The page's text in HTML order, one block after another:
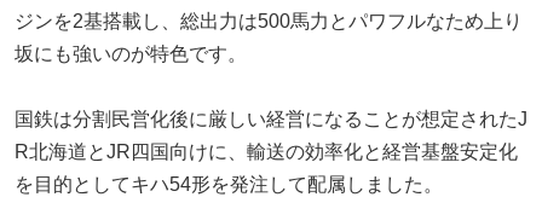
ジンを2基搭載し、総出力は500馬力とパワフルなため上り
坂にも強いのが特色です。
国鉄は分割民営化後に厳しい経営になることが想定されたJ
R北海道とJR四国向けに、輸送の効率化と経営基盤安定化
を目的としてキハ54形を発注して配属しました。